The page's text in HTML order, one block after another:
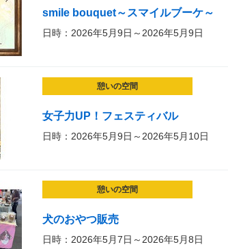
smile bouquet～スマイルブーケ～
日時：2026年5月9日～2026年5月9日
憩いの空間
女子力UP！フェスティバル
日時：2026年5月9日～2026年5月10日
憩いの空間
犬のおやつ販売
日時：2026年5月7日～2026年5月8日